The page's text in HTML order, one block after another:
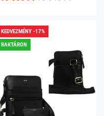
KEDVEZMÉNY -17%
RAKTÁRON